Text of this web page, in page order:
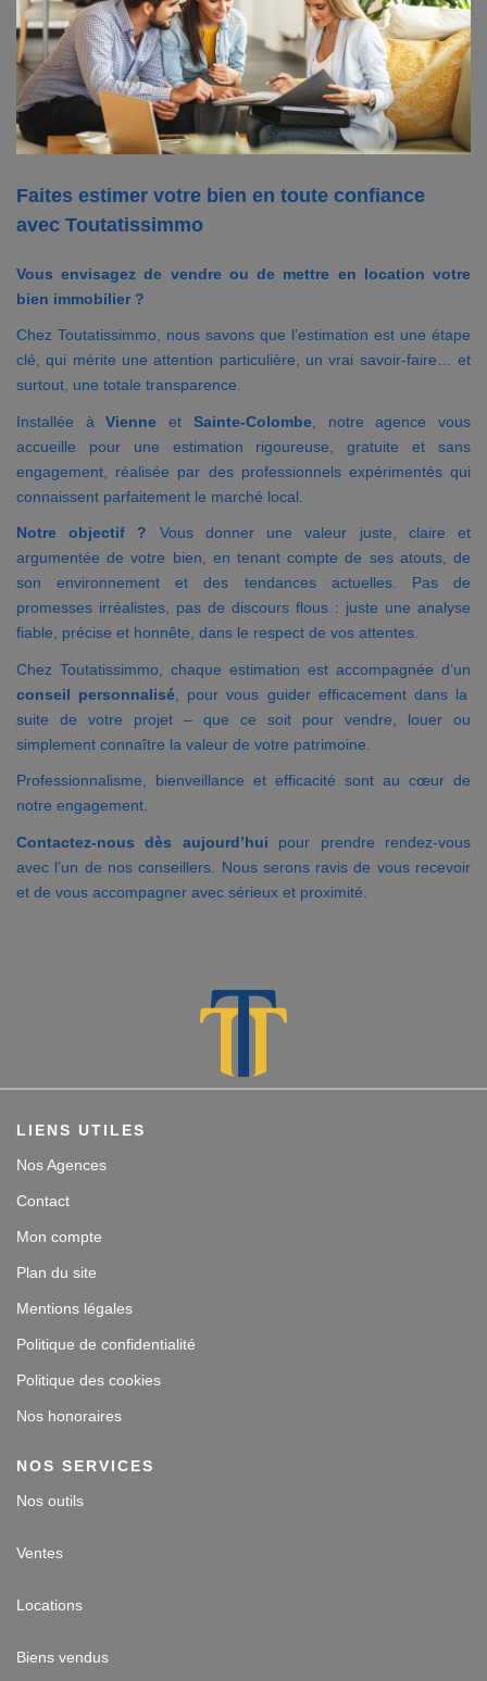
Contact
Accès clients
Faites estimer votre bien en toute confiance
avec Toutatissimmo
Vous envisagez de vendre ou de mettre en location votre
bien immobilier ?
Chez Toutatissimmo, nous savons que l’estimation est une étape
clé, qui mérite une attention particulière, un vrai savoir-faire… et
surtout, une totale transparence.
Installée àVienne et Sainte-Colombe, notre agence vous
accueille pour une estimation rigoureuse, gratuite et sans
engagement, réalisée par des professionnels expérimentés qui
connaissent parfaitement le marché local.
Notre objectif ? Vous donner une valeur juste, claire et
argumentée de votre bien, en tenant compte de ses atouts, de
son environnement et des tendances actuelles. Pas de
promesses irréalistes, pas de discours flous : juste une analyse
fiable, précise et honnête, dans le respect de vos attentes.
Chez Toutatissimmo, chaque estimation est accompagnée d’un
conseil personnalisé , pour vous guider efficacement dans la
suite de votre projet – que ce soit pour vendre, louer ou
simplement connaître la valeur de votre patrimoine.
Professionnalisme, bienveillance et efficacité sont au cœur de
notre engagement.
Contactez-nous dès aujourd’hui pour prendre rendez-vous
avec l’un de nos conseillers. Nous serons ravis de vous recevoir
et de vous accompagner avec sérieux et proximité.
LIENS UTILES
Nos Agences
Contact
Mon compte
Plan du site
Mentions légales
Politique de confidentialité
Politique des cookies
Nos honoraires
NOS SERVICES
Nos outils
Ventes
Locations
Biens vendus